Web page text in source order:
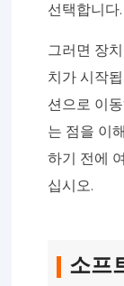
선택합니다.
그러면 장
치가 시작
션으로 이
는 점을 이
하기 전에
십시오.
소프